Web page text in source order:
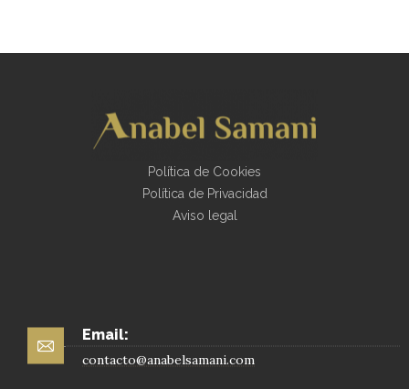
Política de Cookies
Política de Privacidad
Aviso legal
Email:
contacto@anabelsamani.com